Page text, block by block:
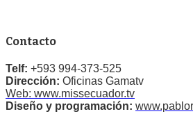
Contacto
Telf: +593 994-373-525
Dirección: Oficinas Gamatv
Web: www.missecuador.tv
Diseño y programación: